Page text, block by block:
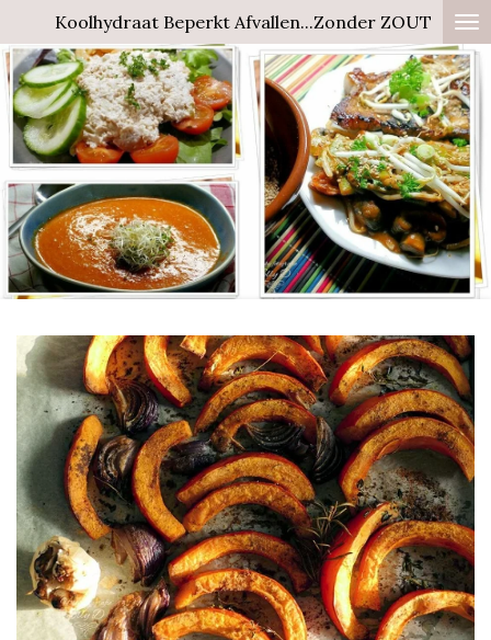
direct
naar
de
hoofdinhoud
Koolhydraat Beperkt Afvallen...Zonder ZOUT